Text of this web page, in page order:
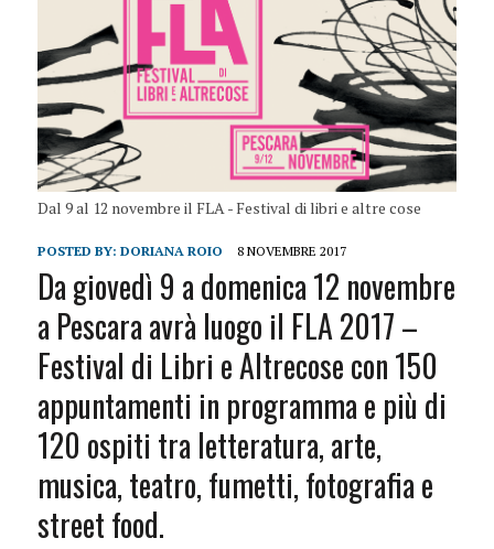
Dal 9 al 12 novembre il FLA - Festival di libri e altre cose
POSTED BY: DORIANA ROIO 8 NOVEMBRE 2017
Da giovedì 9 a domenica 12 novembre
a Pescara avrà luogo il FLA 2017 –
Festival di Libri e Altrecose con 150
appuntamenti in programma e più di
120 ospiti tra letteratura, arte,
musica, teatro, fumetti, fotografia e
street food.